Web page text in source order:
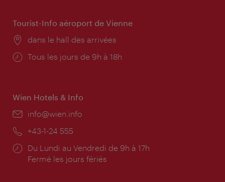
Tourist-Info aéroport de Vienne
Lieu:
dans le hall des arrivées
Horaires
Tous les jours de 9h à 18h
Wien Hotels & Info
E-
info@wien.info
Téléphone:
+43-1-24 555
Horaires
d'ouverture:
Du Lundi au Vendredi de 9h à 17h
Fermé les jours fériés